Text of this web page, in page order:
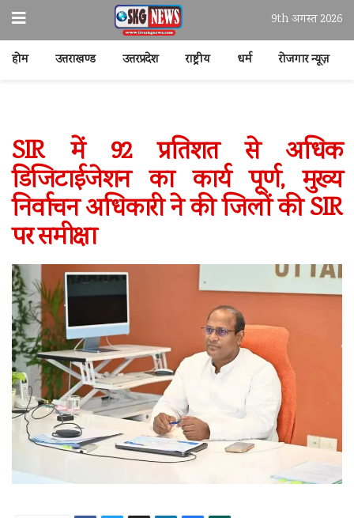
9th अगस्त 2026
होम उत्तराखण्ड उत्तरप्रदेश राष्ट्रीय धर्म रोजगार न्यूज़
SIR में 92 प्रतिशत से अधिक
डिजिटाईजेशन का कार्य पूर्ण, मुख्य
निर्वाचन अधिकारी ने की जिलों की SIR
पर समीक्षा